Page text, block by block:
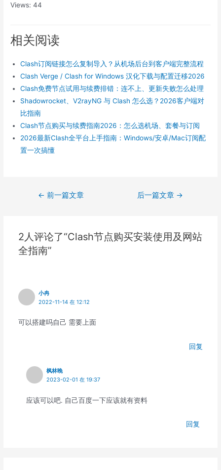
Views: 44
相关阅读
Clash订阅链接怎么复制导入？从机场后台到客户端完整流程
Clash Verge / Clash for Windows 汉化下载与配置迁移2026
Clash免费节点试用与续费排错：连不上、更新失败怎么处理
Shadowrocket、V2rayNG 与 Clash 怎么选？2026客户端对
比指南
Clash节点购买与续费指南2026：怎么选机场、套餐与订阅
2026最新Clash全平台上手指南：Windows/安卓/Mac订阅配
置一次搞懂
← 前一篇文章 后一篇文章 →
2人评论了“Clash节点购买安装使用及网站
全指南”
小冉
2022-11-14 在 12:12
可以搭建吗自己 需要上面
回复
枫林晚
2023-02-01 在 19:37
应该可以吧. 自己百度一下应该就有资料
回复